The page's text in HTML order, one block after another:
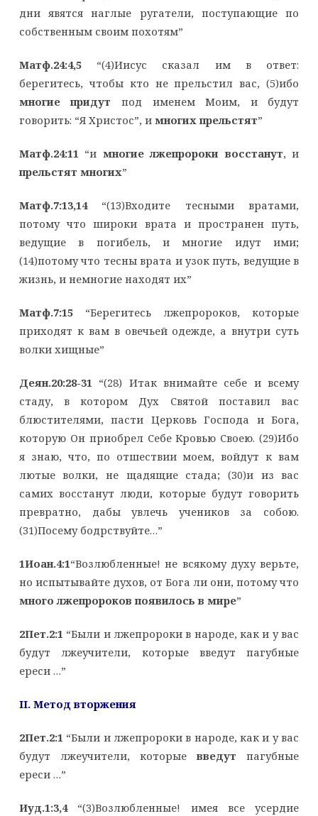
дни явятся наглые ругатели, поступающие по
собственным своим похотям”
Матф.24:4,5“(4)Иисус сказал им в ответ:
берегитесь, чтобы кто не прельстил вас, (5)ибо
многие придут под именем Моим, и будут
говорить: “Я Христос”, и многих прельстят”
Матф.24:11“и многие лжепророки восстанут, и
прельстят многих”
Матф.7:13,14“(13)Входите тесными вратами,
потому что широки врата и пространен путь,
ведущие в погибель, и многие идут ими;
(14)потому что тесны врата и узок путь, ведущие в
жизнь, и немногие находят их”
Матф.7:15“Берегитесь лжепророков, которые
приходят к вам в овечьей одежде, а внутри суть
волки хищные”
Деян.20:28-31“(28) Итак внимайте себе и всему
стаду, в котором Дух Святой поставил вас
блюстителями, пасти Церковь Господа и Бога,
которую Он приобрел Себе Кровью Своею. (29)Ибо
я знаю, что, по отшествии моем, войдут к вам
лютые волки, не щадящие стада; (30)и из вас
самих восстанут люди, которые будут говорить
превратно, дабы увлечь учеников за собою.
(31)Посему бодрствуйте…”
1Иоан.4:1“Возлюбленные! не всякому духу верьте,
но испытывайте духов, от Бога ли они, потому что
много лжепророков появилось в мире”
2Пет.2:1“Были и лжепророки в народе, как и у вас
будут лжеучители, которые введут пагубные
ереси …”
II. Метод вторжения
2Пет.2:1“Были и лжепророки в народе, как и у вас
будут лжеучители, которыевведутпагубные
ереси …”
Иуд.1:3,4“(3)Возлюбленные! имея все усердие